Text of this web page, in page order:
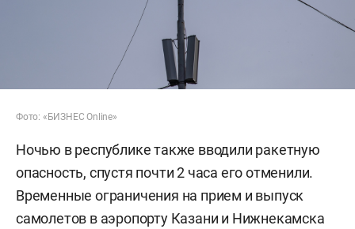
Фото: «БИЗНЕС Online»
Ночью в республике также вводили ракетную
опасность, спустя почти 2 часа его отменили.
Временные ограничения на прием и выпуск
самолетов в аэропорту Казани и Нижнекамска